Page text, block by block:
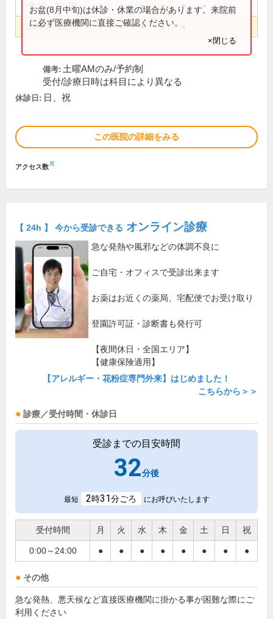
8:30～12:30 ● ● ● ● ●
14:00～17:30 ● ● ● ●
お盆(8月中旬)は休診・休業の場合があります。来院前
に必ず医療機関に直接ご確認ください。
×閉じる
備考: 土曜AMのみ/予約制
受付/診療日時は科目により異なる
休診日: 日、祝
この医院の詳細をみる
アクセス数※
【 24h 】 今から受診できる オンライン診療
急な発熱や風邪などの体調不良に
ご自宅・オフィスで受診出来ます
お薬はお近くの薬局、宅配便でお受け取り
登園許可証・診断書も発行可
【夜間休日・全国エリア】
【健康保険適用】
【アレルギー・花粉症専門外来】はじめました！
こちらから＞＞
診療／受付時間・休診日
受診までの目安時間
32分後
最短 2時31分ごろ にお呼びいたします
受付時間 月 火 水 木 金 土 日 祝
0:00～24:00 ● ● ● ● ● ● ● ●
その他
急な発熱、悪天候など直接医療機関に掛かる事が困難な際にご
利用ください